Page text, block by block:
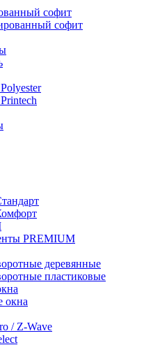
софит
софит
PREMIUM
деревянные
пластиковые
окна
/ Z-Wave